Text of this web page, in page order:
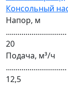
Консольный
Напор, м
...............................
20
Подача, м³/ч
...............................
12,5